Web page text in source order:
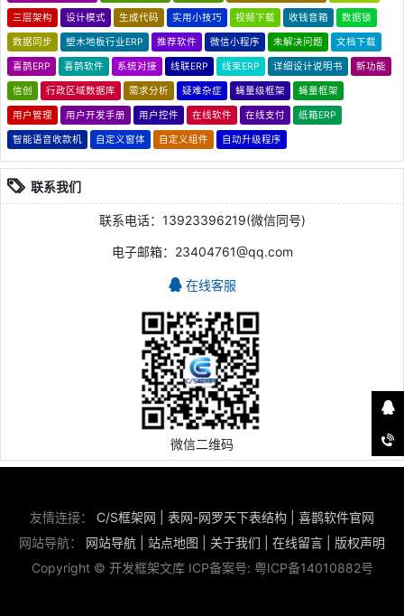
三层架构 设计模式 生成代码 实用小技巧 视频下载 收钱音箱 数据锁
数据同步 塑木地板行业ERP 推荐软件 微信小程序 未解决问题 文档下载
喜鹊ERP 喜鹊软件 系统对接 线联ERP 线束ERP 详细设计说明书 新功能
信创 行政区域数据库 需求分析 疑难杂症 蝇量级框架 蝇量框架
用户管理 用户开发手册 用户控件 在线软件 在线支付 纸箱ERP
智能语音收款机 自定义窗体 自定义组件 自动升级程序
联系我们
联系电话：13923396219(微信同号)
电子邮箱：23404761@qq.com
在线客服
微信二维码
友情连接： C/S框架网 表网-网罗天下表结构
喜鹊软件官网
网站导航： 网站导航 站点地图 关于我们 在线留言
版权声明
Copyright © 开发框架文库 ICP备案号: 粤ICP备14010882号